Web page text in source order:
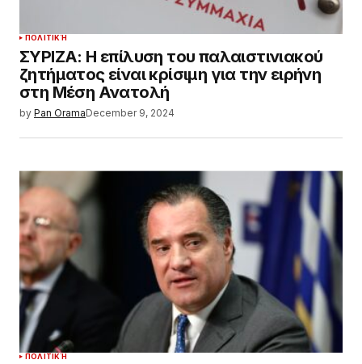
ΠΟΛΙΤΙΚΉ
ΣΥΡΙΖΑ: Η επίλυση του παλαιστινιακού
ζητήματος είναι κρίσιμη για την ειρήνη
στη Μέση Ανατολή
by Pan OramaDecember 9, 2024
ΠΟΛΙΤΙΚΉ